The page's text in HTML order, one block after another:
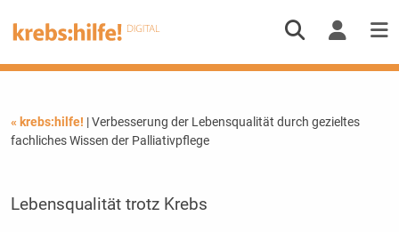
« krebs:hilfe! | Verbesserung der Lebensqualität durch gezieltes
fachliches Wissen der Palliativpflege
Lebensqualität trotz Krebs